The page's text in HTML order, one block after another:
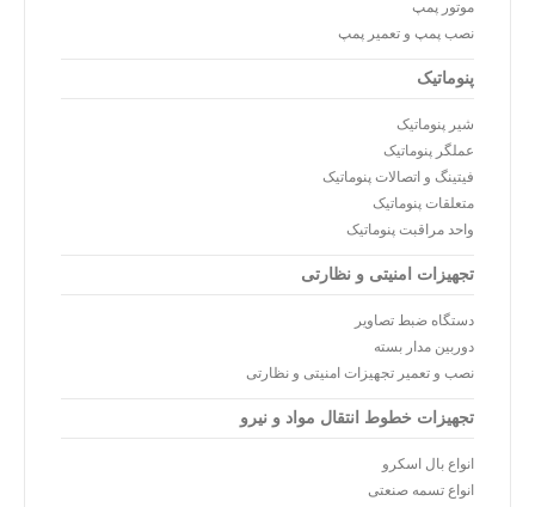
موتور پمپ
نصب پمپ و تعمیر پمپ
پنوماتیک
شیر پنوماتیک
عملگر پنوماتیک
فیتینگ و اتصالات پنوماتیک
متعلقات پنوماتیک
واحد مراقبت پنوماتیک
تجهیزات امنیتی و نظارتی
دستگاه ضبط تصاویر
دوربین مدار بسته
نصب و تعمیر تجهیزات امنیتی و نظارتی
تجهیزات خطوط انتقال مواد و نیرو
انواع بال اسکرو
انواع تسمه صنعتی